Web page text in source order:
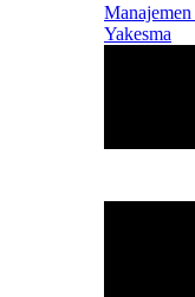
Manajemen
Yakesma